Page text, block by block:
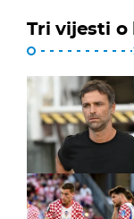
Tri vijesti o